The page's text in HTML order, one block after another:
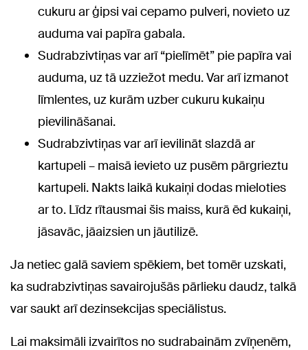
cukuru ar ģipsi vai cepamo pulveri, novieto uz
auduma vai papīra gabala.
Sudrabzivtiņas var arī “pielīmēt” pie papīra vai
auduma, uz tā uzziežot medu. Var arī izmanot
līmlentes, uz kurām uzber cukuru kukaiņu
pievilināšanai.
Sudrabzivtiņas var arī ievilināt slazdā ar
kartupeli – maisā ievieto uz pusēm pārgrieztu
kartupeli. Nakts laikā kukaiņi dodas mieloties
ar to. Līdz rītausmai šis maiss, kurā ēd kukaiņi,
jāsavāc, jāaizsien un jāutilizē.
Ja netiec galā saviem spēkiem, bet tomēr uzskati,
ka sudrabzivtiņas savairojušās pārlieku daudz, talkā
var saukt arī dezinsekcijas speciālistus.
Lai maksimāli izvairītos no sudrabainām zvīņenēm,